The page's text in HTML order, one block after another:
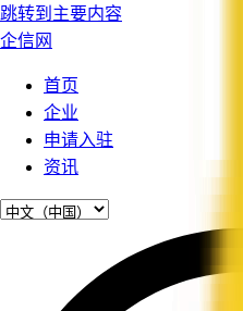
跳转到主要内容
企信网
首页
企业
申请入驻
资讯